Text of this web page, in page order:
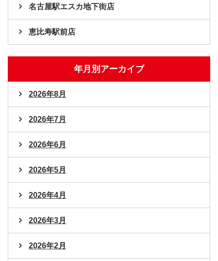
名古屋駅エスカ地下街店
恵比寿駅前店
年月別アーカイブ
2026年8月
2026年7月
2026年6月
2026年5月
2026年4月
2026年3月
2026年2月